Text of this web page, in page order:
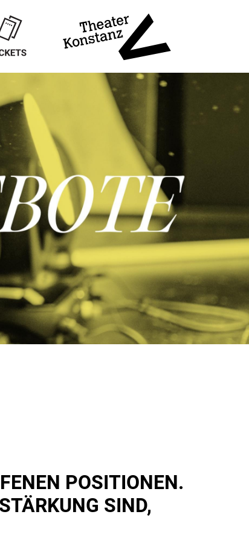
POSITIONEN.
SIND,